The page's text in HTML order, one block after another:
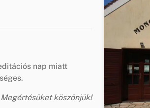
nap miatt
Megértésüket köszönjük!